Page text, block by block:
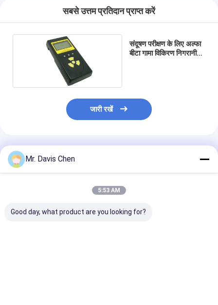
सबसे उत्तम प्रतिदान प्राप्त करें
संदूषण परीक्षण के लिए अल्फा
बीटा गामा विकिरण निगरानी
जारी रखें
अनुशंसित उत्पाद
Mr. Davis Chen
5:53 AM
Good day, what product are you looking for?